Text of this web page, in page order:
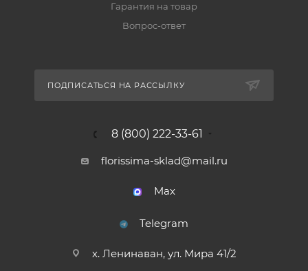
Гарантия на товар
Вопрос-ответ
ПОДПИСАТЬСЯ НА РАССЫЛКУ
8 (800) 222-33-61
florissima-sklad@mail.ru
Max
Telegram
х. Ленинаван, ул. Мира 41/2